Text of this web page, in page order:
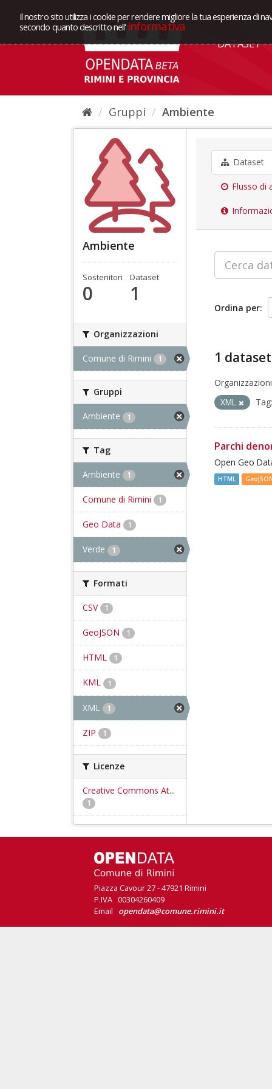
Il nostro sito utilizza i cookie per rendere migliore la tua esperienza di
secondo quanto descritto nell' Informativa
DATASET
Gruppi Ambiente
Ambiente
Sostenitori
0
Dataset
1
Organizzazioni
Comune di Rimini 1
Gruppi
Ambiente 1
Tag
Ambiente 1
Comune di Rimini 1
Geo Data 1
Verde 1
Formati
CSV 1
GeoJSON 1
HTML 1
KML 1
XML 1
ZIP 1
Licenze
Creative Commons At...
1
Dataset
Flusso di
Ordina per
1
XML
Tag:
Parchi
Open Geo
HTML
Piazza Cavour 27 - 47921 Rimini
P.IVA 00304260409
Email opendata@comune.rimini.it